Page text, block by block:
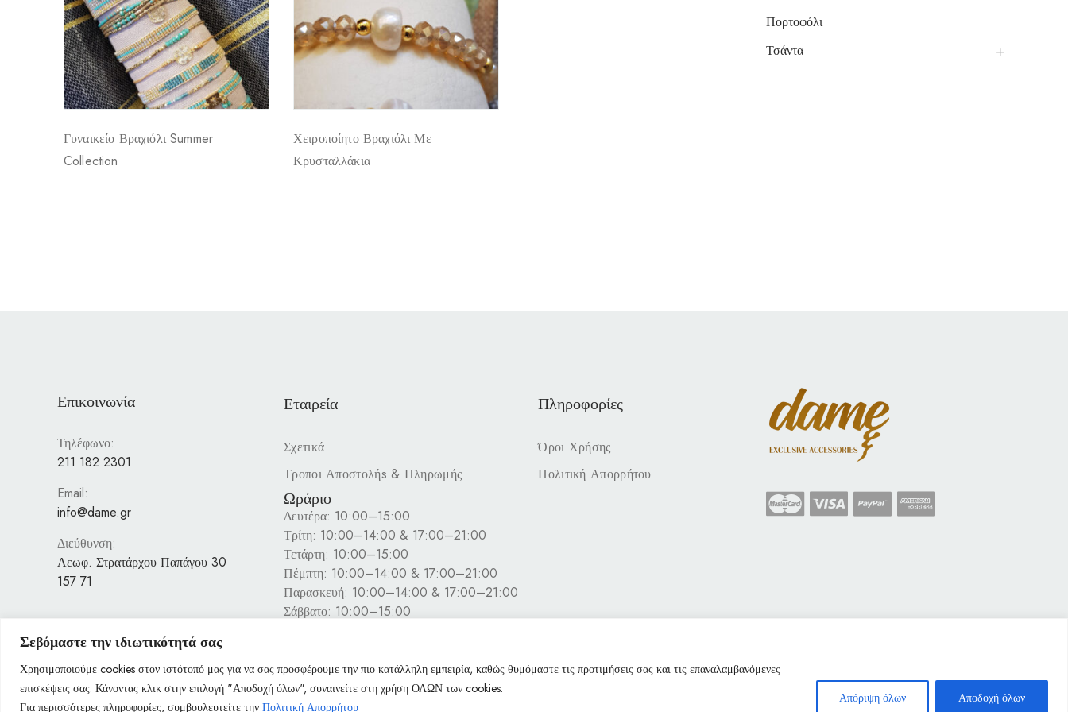
Σεβόμαστε την ιδιωτικότητά σας
Χρησιμοποιούμε cookies στον ιστότοπό μας για να σας προσφέρουμε την πιο κατάλληλη εμπειρία, καθώς θυμόμαστε τις προτιμήσεις σας και τις επαναλαμβανόμενες
επισκέψεις σας. Κάνοντας κλικ στην επιλογή "Αποδοχή όλων", συναινείτε στη χρήση ΟΛΩΝ των cookies.
Για περισσότερες πληροφορίες, συμβουλευτείτε την Πολιτική Απορρήτου
Απόριψη όλων Αποδοχή όλων
Γυναικείο Βραχιόλι Summer
Collection
Χειροποίητο Βραχιόλι Με
Κρυσταλλάκια
Πορτοφόλι
Τσάντα
Επικοινωνία
Τηλέφωνο:
211 182 2301
Email:
info@dame.gr
Διεύθυνση:
Λεωφ. Στρατάρχου Παπάγου 30
157 71
Εταιρεία
Σχετικά
Τροποι Αποστολήs & Πληρωμής
Ωράριο
Δευτέρα: 10:00–15:00
Τρίτη: 10:00–14:00 & 17:00–21:00
Τετάρτη: 10:00–15:00
Πέμπτη: 10:00–14:00 & 17:00–21:00
Παρασκευή: 10:00–14:00 & 17:00–21:00
Σάββατο: 10:00–15:00
Πληροφορίες
Όροι Χρήσης
Πολιτική Απορρήτου